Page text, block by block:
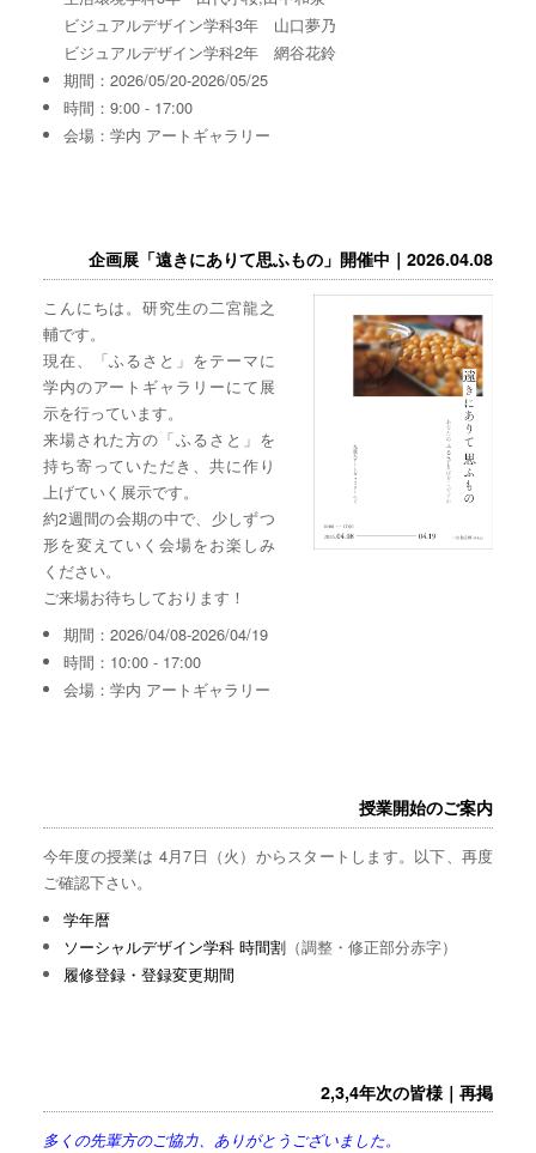
ビジュアルデザイン学科3年 山口夢乃
ビジュアルデザイン学科2年 網谷花鈴
期間：2026/05/20-2026/05/25
時間：9:00 - 17:00
会場：学内 アートギャラリー
企画展「遠きにありて思ふもの」開催中｜2026.04.08
こんにちは。研究生の二宮龍之
輔です。
現在、「ふるさと」をテーマに
学内のアートギャラリーにて展
示を行っています。
来場された方の「ふるさと」を
持ち寄っていただき、共に作り
上げていく展示です。
約2週間の会期の中で、少しずつ
形を変えていく会場をお楽しみ
ください。
ご来場お待ちしております！
期間：2026/04/08-2026/04/19
時間：10:00 - 17:00
会場：学内 アートギャラリー
授業開始のご案内
今年度の授業は 4月7日（火）からスタートします。以下、再度
ご確認下さい。
学年暦
ソーシャルデザイン学科 時間割 （調整・修正部分赤字）
履修登録・登録変更期間
2,3,4年次の皆様｜再掲
多くの先輩方のご協力、ありがとうございました。